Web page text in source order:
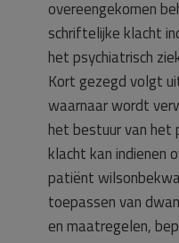
overeengekomen
schriftelijke klacht
het psychiatrisch
Kort gezegd volgt
waarnaar wordt
het bestuur van het
klacht kan indienen
patiënt
toepassen van
en maatregelen,